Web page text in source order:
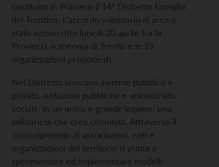
costituito in Primiero il 14° Distretto Famiglia
del Trentino. L’accordo volontario di area è
stato sottoscritto lunedì 20 aprile tra la
Provincia autonoma di Trento e le 19
organizzazioni proponenti.
Nel Distretto lavorano insieme pubblico e
privato, istituzioni pubbliche e volontariato
sociale. In un unico e grande legame: una
solidarietà che crea comunità. Attraverso il
coinvolgimento di associazioni, enti e
organizzazioni del territorio si punta a
sperimentare ed implementare modelli